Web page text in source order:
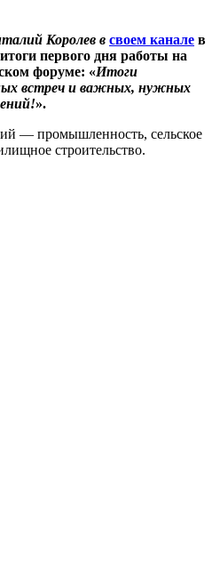
Королев в своем канале в
первого дня работы на
форуме: «Итоги
встреч и важных, нужных
».
— промышленность, сельское
строительство.